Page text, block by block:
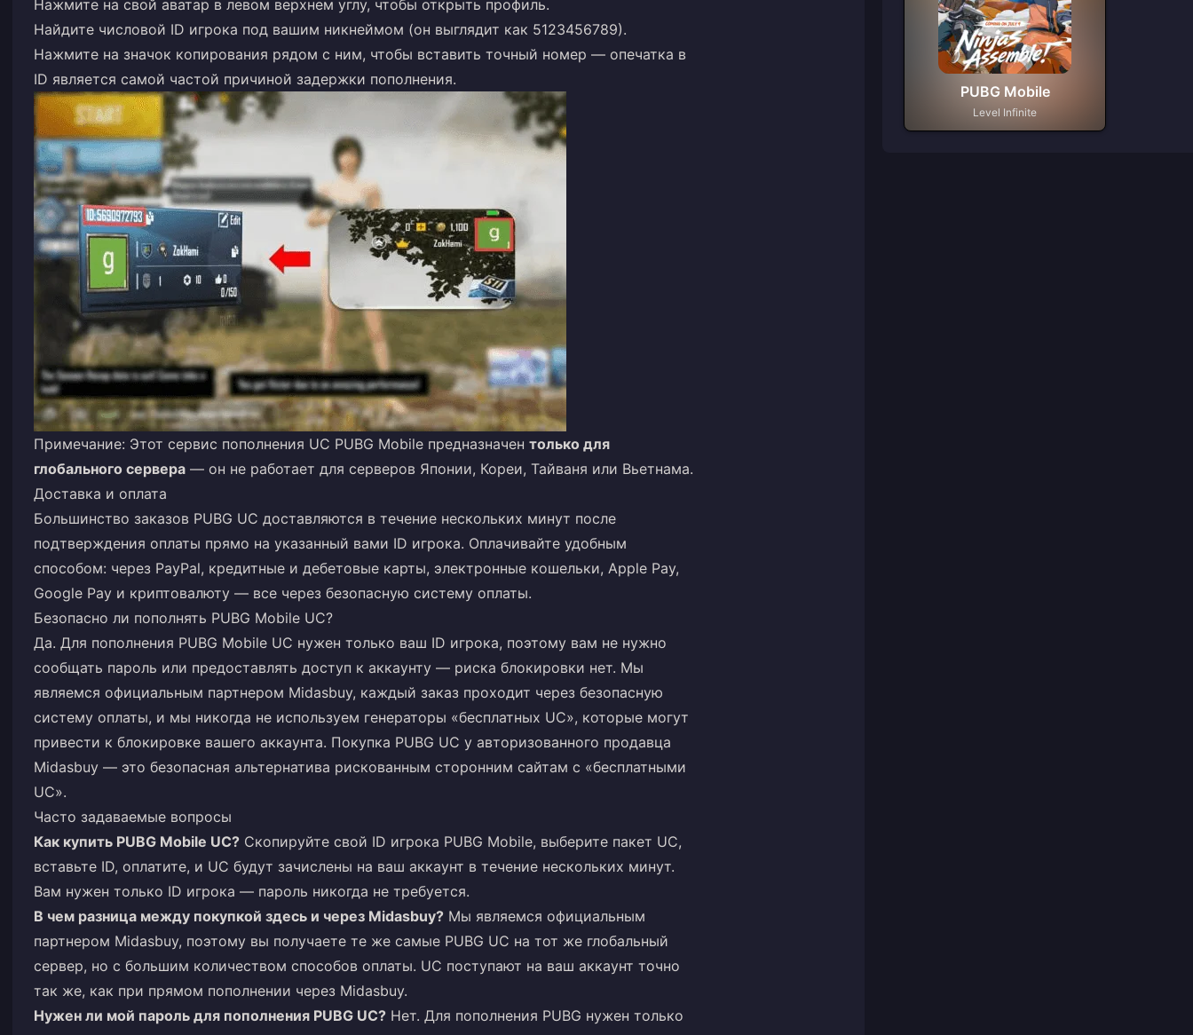
Нажмите на свой аватар в левом верхнем углу, чтобы открыть профиль.
Найдите числовой ID игрока под вашим никнеймом (он выглядит как 5123456789).
Нажмите на значок копирования рядом с ним, чтобы вставить точный номер — опечатка в
ID является самой частой причиной задержки пополнения.
Примечание: Этот сервис пополнения UC PUBG Mobile предназначен только для
глобального сервера — он не работает для серверов Японии, Кореи, Тайваня или Вьетнама.
Доставка и оплата
Большинство заказов PUBG UC доставляются в течение нескольких минут после
подтверждения оплаты прямо на указанный вами ID игрока. Оплачивайте удобным
способом: через PayPal, кредитные и дебетовые карты, электронные кошельки, Apple Pay,
Google Pay и криптовалюту — все через безопасную систему оплаты.
Безопасно ли пополнять PUBG Mobile UC?
Да. Для пополнения PUBG Mobile UC нужен только ваш ID игрока, поэтому вам не нужно
сообщать пароль или предоставлять доступ к аккаунту — риска блокировки нет. Мы
являемся официальным партнером Midasbuy, каждый заказ проходит через безопасную
систему оплаты, и мы никогда не используем генераторы «бесплатных UC», которые могут
привести к блокировке вашего аккаунта. Покупка PUBG UC у авторизованного продавца
Midasbuy — это безопасная альтернатива рискованным сторонним сайтам с «бесплатными
UC».
Часто задаваемые вопросы
Как купить PUBG Mobile UC? Скопируйте свой ID игрока PUBG Mobile, выберите пакет UC,
вставьте ID, оплатите, и UC будут зачислены на ваш аккаунт в течение нескольких минут.
Вам нужен только ID игрока — пароль никогда не требуется.
В чем разница между покупкой здесь и через Midasbuy? Мы являемся официальным
партнером Midasbuy, поэтому вы получаете те же самые PUBG UC на тот же глобальный
сервер, но с большим количеством способов оплаты. UC поступают на ваш аккаунт точно
так же, как при прямом пополнении через Midasbuy.
Нужен ли мой пароль для пополнения PUBG UC? Нет. Для пополнения PUBG нужен только
PUBG Mobile
Level Infinite